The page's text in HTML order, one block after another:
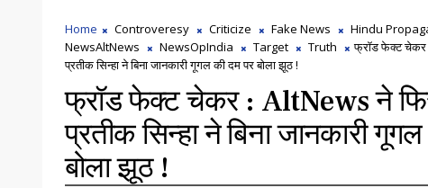
Home Controveresy Criticize Fake News Hindu
NewsAltNews
NewsOpIndia Target Truth
फ्रॉड फेक्ट चेकर
प्रतीक सिन्हा ने बिना जानकारी गूगल की दम पर बोला झूठ !
फ्रॉड फेक्ट चेकर : AltNews ने
प्रतीक सिन्हा ने बिना जानकारी
बोला झूठ !